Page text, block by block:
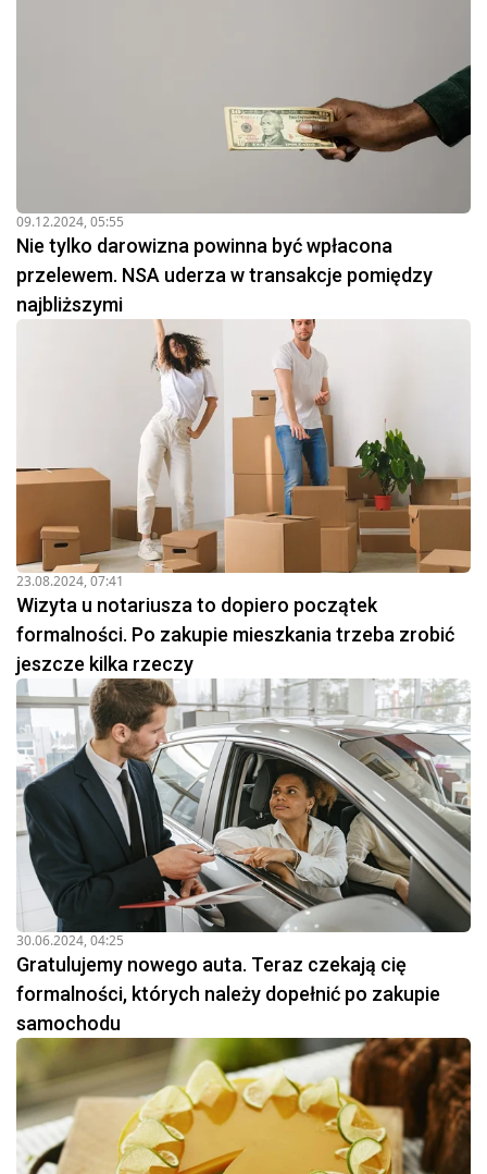
09.12.2024, 05:55
Nie tylko darowizna powinna być wpłacona
przelewem. NSA uderza w transakcje pomiędzy
najbliższymi
23.08.2024, 07:41
Wizyta u notariusza to dopiero początek
formalności. Po zakupie mieszkania trzeba zrobić
jeszcze kilka rzeczy
30.06.2024, 04:25
Gratulujemy nowego auta. Teraz czekają cię
formalności, których należy dopełnić po zakupie
samochodu